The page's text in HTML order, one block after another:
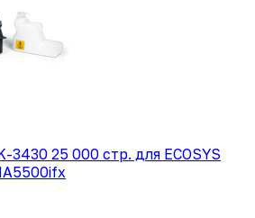
25 000 стр. для ECOSYS